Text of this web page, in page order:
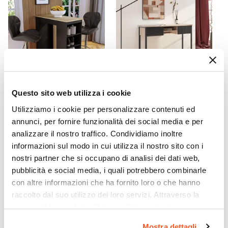
Questo sito web utilizza i cookie
Utilizziamo i cookie per personalizzare contenuti ed
annunci, per fornire funzionalità dei social media e per
analizzare il nostro traffico. Condividiamo inoltre
informazioni sul modo in cui utilizza il nostro sito con i
nostri partner che si occupano di analisi dei dati web,
pubblicità e social media, i quali potrebbero combinarle
con altre informazioni che ha fornito loro o che hanno
raccolto dal suo utilizzo dei loro servizi. Attraverso la
sezione "Mostra dettagli" è possibile gestire le proprie
Altezza
120,5 cm
Altezza Seduta
Altezza Schienale
Materiale Gambe
Metallo
Materiale Seduta
Similpelle
Nero
Colore Seduta
Cognac
Trama
CODICE:SZR-AR
Penisola cucina 117x54 cm in
legno antracite con top
rovere e vani laterali - Sizar
€ 87,00
CODICE:
Consolle 110 cm in legno
cannettato rovere e nero
con due cassetti - Sven
€ 97,00